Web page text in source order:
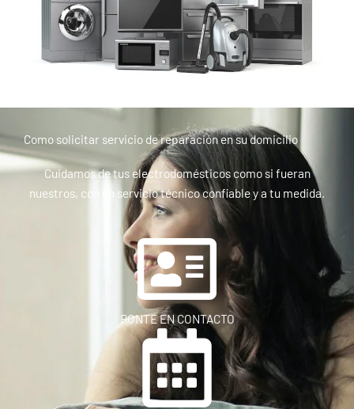
Como solicitar servicio de reparación en su domicilio
Cuidamos de tus electrodomésticos como si fueran
nuestros, con un servicio técnico confiable y a tu medida.
PONTE EN CONTACTO